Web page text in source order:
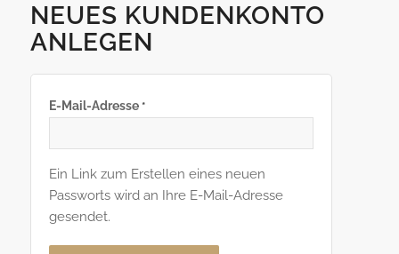
NEUES KUNDENKONTO
ANLEGEN
E-Mail-Adresse *
Ein Link zum Erstellen eines neuen
Passworts wird an Ihre E-Mail-Adresse
gesendet.